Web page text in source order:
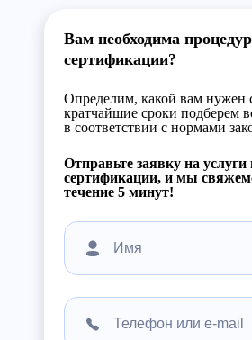
Вам необходима
сертификации?
Определим, какой вам нужен
кратчайшие сроки подберем
в соответствии с нормами
Отправьте заявку на услуги
сертификации, и мы
течение 5 минут!